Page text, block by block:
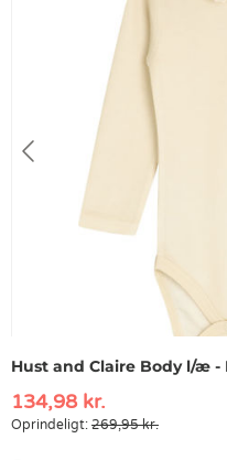
Hust and Claire Body l/æ -
134,98 kr.
Oprindeligt: 269,95 kr.